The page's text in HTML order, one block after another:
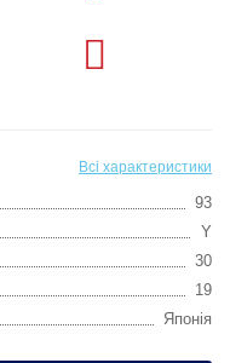
Всі характеристики
93
Y
30
19
Японія